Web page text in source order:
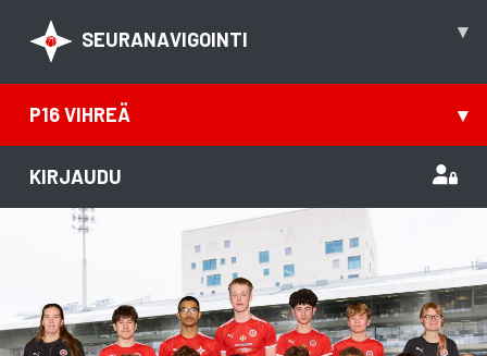
SEURANAVIGOINTI ▾
P16 VIHREÄ ▾
KIRJAUDU